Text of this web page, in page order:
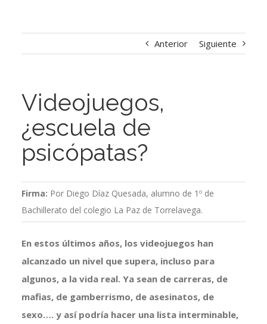
Anterior Siguiente
Videojuegos,
¿escuela de
psicópatas?
Firma: Por Diego Díaz Quesada, alumno de 1º de
Bachillerato del colegio La Paz de Torrelavega.
En estos últimos años, los videojuegos han
alcanzado un nivel que supera, incluso para
algunos, a la vida real. Ya sean de carreras, de
mafias, de gamberrismo, de asesinatos, de
sexo…. y así podría hacer una lista interminable,